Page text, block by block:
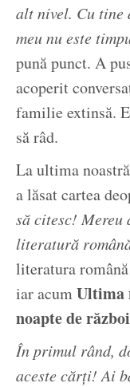
alt nivel. Cu tine
meu nu este
pună punct. A
acoperit
familie extinsă.
să râd.
La ultima
a lăsat cartea
să citesc! Mereu
literatură
literatura
iar acumUltima
noapte de război
În primul rând,
aceste cărți! Ai